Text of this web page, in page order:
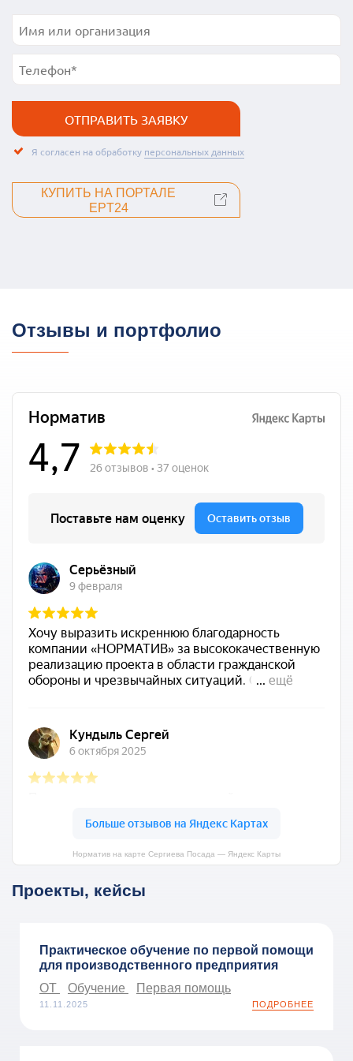
Я согласен на обработку персональных данных
КУПИТЬ НА ПОРТАЛЕ
EPT24
Отзывы и портфолио
Норматив на карте Сергиева Посада — Яндекс Карты
Проекты, кейсы
Практическое обучение по первой помощи
для производственного предприятия
ОТ
Обучение Первая помощь
11.11.2025 ПОДРОБНЕЕ